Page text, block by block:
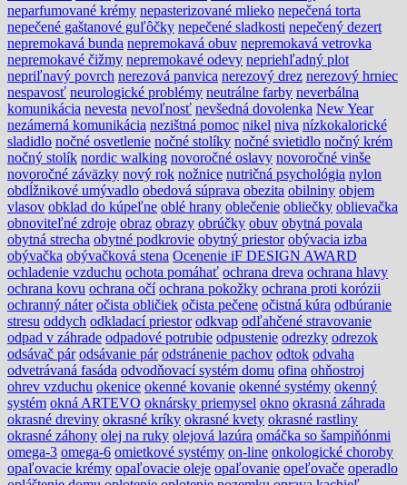
neparfumované krémy nepasterizované mlieko nepečená torta
nepečené gaštanové guľôčky nepečené sladkosti nepečený dezert
nepremokavá bunda nepremokavá obuv nepremokavá vetrovka
nepremokavé čižmy nepremokavé odevy nepriehľadný plot
nepriľnavý povrch nerezová panvica nerezový drez nerezový hrniec
nespavosť neurologické problémy neutrálne farby neverbálna
komunikácia nevesta nevoľnosť nevšedná dovolenka New Year
nezámerná komunikácia nezištná pomoc nikel niva nízkokalorické
sladidlo nočné osvetlenie nočné stolíky nočné svietidlo nočný krém
nočný stolík nordic walking novoročné oslavy novoročné vinše
novoročné záväzky nový rok nožnice nutričná psychológia nylon
obdĺžnikové umývadlo obedová súprava obezita obilniny objem
vlasov obklad do kúpeľne oblé hrany oblečenie obliečky oblievačka
obnoviteľné zdroje obraz obrazy obrúčky obuv obytná povala
obytná strecha obytné podkrovie obytný priestor obývacia izba
obývačka obývačková stena Ocenenie iF DESIGN AWARD
ochladenie vzduchu ochota pomáhať ochrana dreva ochrana hlavy
ochrana kovu ochrana očí ochrana pokožky ochrana proti korózii
ochranný náter očista obličiek očista pečene očistná kúra odbúranie
stresu oddych odkladací priestor odkvap odľahčené stravovanie
odpad v záhrade odpadové potrubie odpustenie odrezky odrezok
odsávač pár odsávanie pár odstránenie pachov odtok odvaha
odvetrávaná fasáda odvodňovací systém domu ofina ohňostroj
ohrev vzduchu okenice okenné kovanie okenné systémy okenný
systém okná ARTEVO oknársky priemysel okno okrasná záhrada
okrasné dreviny okrasné kríky okrasné kvety okrasné rastliny
okrasné záhony olej na ruky olejová lazúra omáčka so šampiňónmi
omega-3 omega-6 omietkové systémy on-line onkologické choroby
opaľovacie krémy opaľovacie oleje opaľovanie opeľovače operadlo